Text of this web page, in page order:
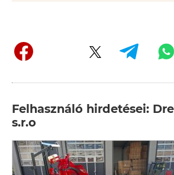
Felhasználó hirdetései:
s.r.o